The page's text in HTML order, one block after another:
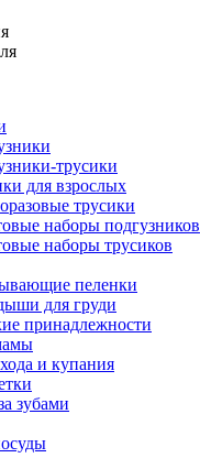
трусики
для взрослых
трусики
наборы подгузников
наборы трусиков
пеленки
для груди
принадлежности
и купания
зубами